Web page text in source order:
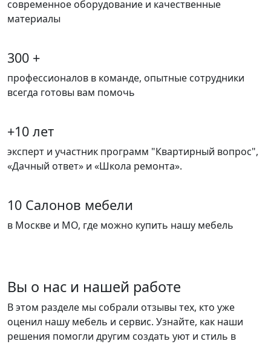
современное оборудование и качественные
материалы
300 +
профессионалов в команде, опытные сотрудники
всегда готовы вам помочь
+10 лет
эксперт и участник программ "Квартирный вопрос",
«Дачный ответ» и «Школа ремонта».
10 Салонов мебели
в Москве и МО, где можно купить нашу мебель
Вы о нас и нашей работе
В этом разделе мы собрали отзывы тех, кто уже
оценил нашу мебель и сервис. Узнайте, как наши
решения помогли другим создать уют и стиль в